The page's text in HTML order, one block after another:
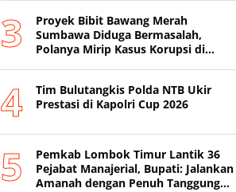
Proyek Bibit Bawang Merah
Sumbawa Diduga Bermasalah,
Polanya Mirip Kasus Korupsi di
Tim Bulutangkis Polda NTB Ukir
Prestasi di Kapolri Cup 2026
Pemkab Lombok Timur Lantik 36
Pejabat Manajerial, Bupati: Jalankan
Amanah dengan Penuh Tanggung